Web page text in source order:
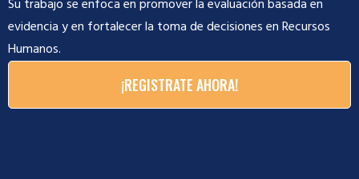
Su trabajo se enfoca en promover la evaluación basada en
evidencia y en fortalecer la toma de decisiones en Recursos
Humanos.
¡REGISTRATE AHORA!